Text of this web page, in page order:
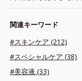
関連キーワード
#スキンケア (212)
#スペシャルケア (38)
#美容液 (33)